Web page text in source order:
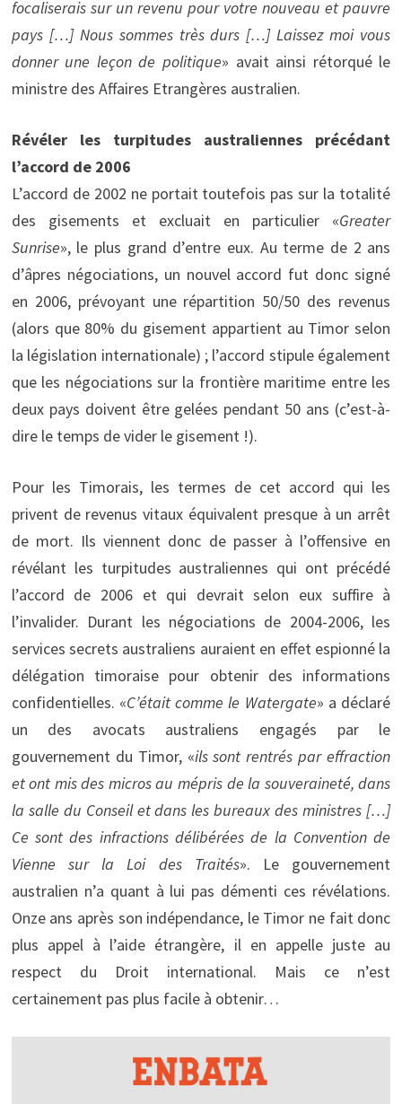
focaliserais sur un revenu pour votre nouveau et pauvre
pays […] Nous sommes très durs […] Laissez moi vous
donner une leçon de politique» avait ainsi rétorqué le
ministre des Affaires Etrangères australien.
Révéler les turpitudes australiennes précédant
l’accord de 2006
L’accord de 2002 ne portait toutefois pas sur la totalité
des gisements et excluait en particulier «Greater
Sunrise», le plus grand d’entre eux. Au terme de 2 ans
d’âpres négociations, un nouvel accord fut donc signé
en 2006, prévoyant une répartition 50/50 des revenus
(alors que 80% du gisement appartient au Timor selon
la législation internationale) ; l’accord stipule également
que les négociations sur la frontière maritime entre les
deux pays doivent être gelées pendant 50 ans (c’est-à-
dire le temps de vider le gisement !).
Pour les Timorais, les termes de cet accord qui les
privent de revenus vitaux équivalent presque à un arrêt
de mort. Ils viennent donc de passer à l’offensive en
révélant les turpitudes australiennes qui ont précédé
l’accord de 2006 et qui devrait selon eux suffire à
l’invalider. Durant les négociations de 2004-2006, les
services secrets australiens auraient en effet espionné la
délégation timoraise pour obtenir des informations
confidentielles. «C’était comme le Watergate» a déclaré
un des avocats australiens engagés par le
gouvernement du Timor, «ils sont rentrés par effraction
et ont mis des micros au mépris de la souveraineté, dans
la salle du Conseil et dans les bureaux des ministres […]
Ce sont des infractions délibérées de la Convention de
Vienne sur la Loi des Traités». Le gouvernement
australien n’a quant à lui pas démenti ces révélations.
Onze ans après son indépendance, le Timor ne fait donc
plus appel à l’aide étrangère, il en appelle juste au
respect du Droit international. Mais ce n’est
certainement pas plus facile à obtenir…